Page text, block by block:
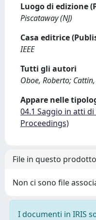
Luogo di edizione
Piscataway (NJ)
Casa editrice
IEEE
Tutti gli autori
Oboe, Roberto;
Appare nelle
04.1 Saggio in atti
Proceedings)
File in questo
Non ci sono file
I documenti in IRIS